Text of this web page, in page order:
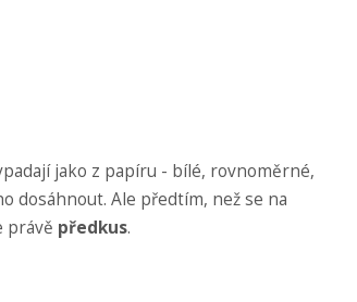
jako z papíru - bílé, rovnoměrné,
dosáhnout. Ale předtím, než se na
právě předkus.